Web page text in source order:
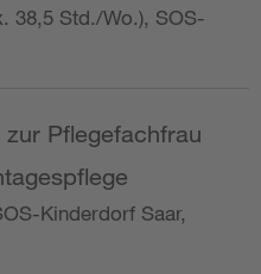
38,5 Std./Wo.), SOS-
Pflegefachfrau
Kinderdorf Saar,